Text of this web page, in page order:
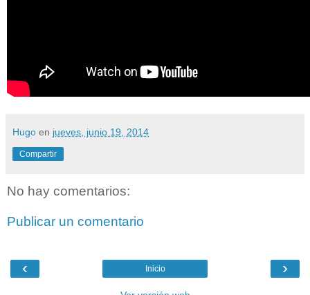
Hugo en jueves, junio 19, 2014
Compartir
No hay comentarios:
Publicar un comentario
‹ ›
Inicio